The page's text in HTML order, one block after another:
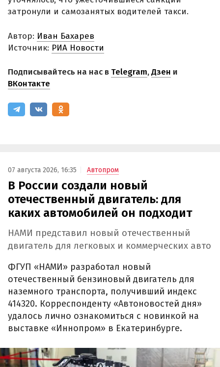
затронули и самозанятых водителей такси.
Автор: Иван Бахарев
Источник: РИА Новости
Подписывайтесь на нас в Telegram,Дзен и
ВКонтакте
07 августа 2026, 16:35 Автопром
В России создали новый
отечественный двигатель: для
каких автомобилей он подходит
НАМИ представил новый отечественный
двигатель для легковых и коммерческих авто
ФГУП «НАМИ» разработал новый
отечественный бензиновый двигатель для
наземного транспорта, получивший индекс
414320. Корреспонденту «Автоновостей дня»
удалось лично ознакомиться с новинкой на
выставке «Иннопром» в Екатеринбурге.